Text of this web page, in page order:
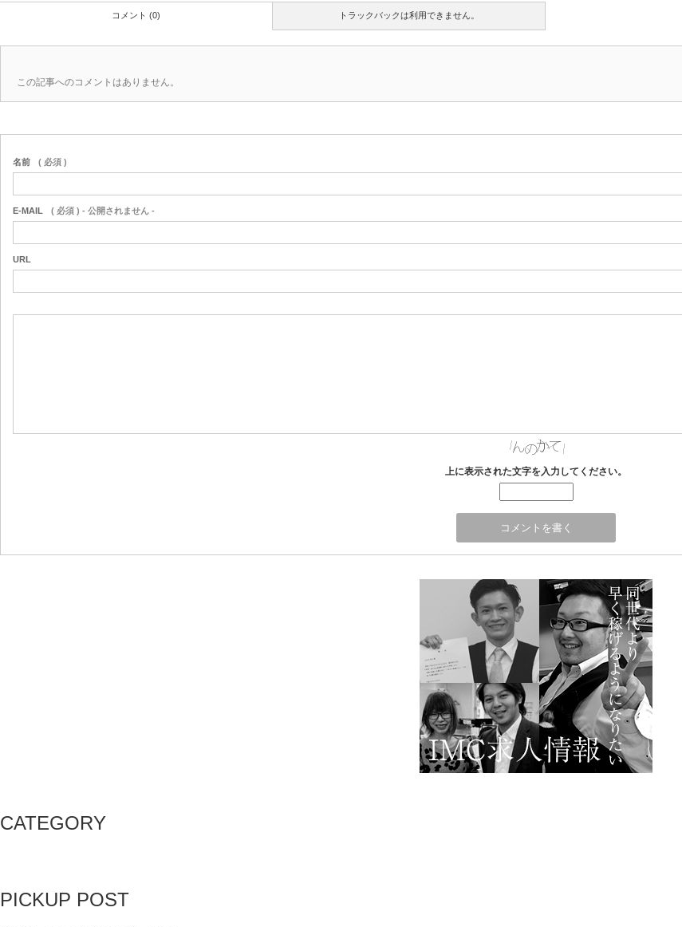
トラックバックは利用できません。
コメント (0)
この記事へのコメントはありません。
名前 ( 必須 )
E-MAIL ( 必須 ) - 公開されません -
URL
上に表示された文字を入力してください。
CATEGORY
PICKUP POST